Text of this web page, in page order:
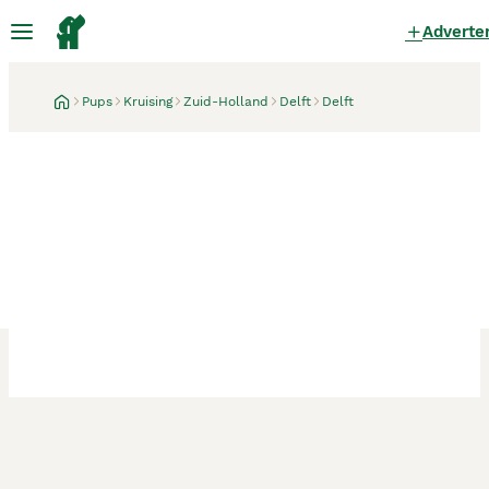
Pups Kruising Zuid-Holland Delft Delft